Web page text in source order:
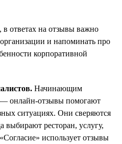
в ответах на отзывы важно
и напоминать про
корпоративной
Начинающим
онлайн-отзывы помогают
ситуациях. Они сверяются
выбирают ресторан, услугу,
использует отзывы